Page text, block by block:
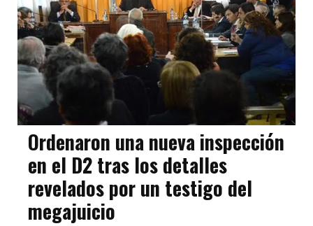
Ordenaron una nueva inspección
en el D2 tras los detalles
revelados por un testigo del
megajuicio